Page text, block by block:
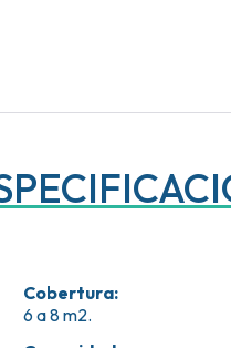
Cobertura:
6 a 8 m2.